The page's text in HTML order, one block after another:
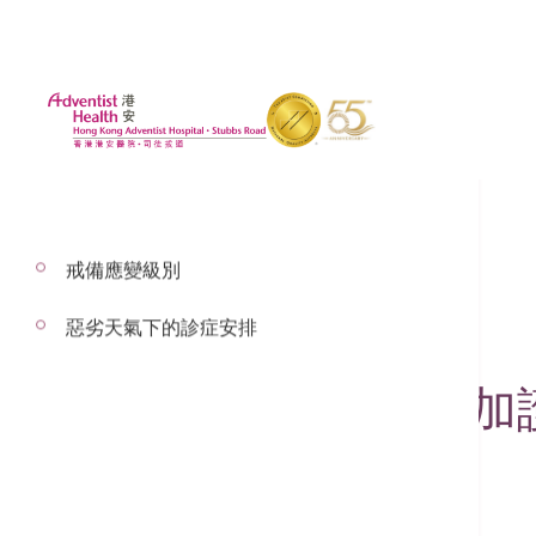
2022年8月4日
深切治療部及特別
戒備應變級別
惡劣天氣下的診症安排